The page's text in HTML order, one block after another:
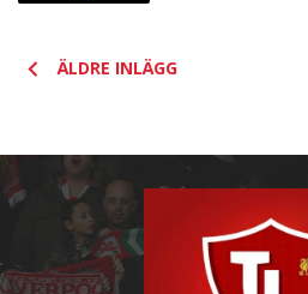
PostsÄLDRE INLÄGG